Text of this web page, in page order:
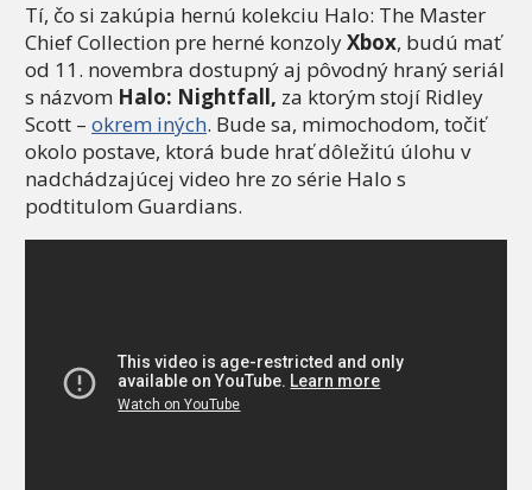
Tí, čo si zakúpia hernú kolekciu Halo: The Master
Chief Collection pre herné konzolyXbox, budú mať
od 11. novembra dostupný aj pôvodný hraný seriál
s názvom Halo: Nightfall, za ktorým stojí Ridley
Scott – okrem iných. Bude sa, mimochodom, točiť
okolo postave, ktorá bude hrať dôležitú úlohu v
nadchádzajúcej video hre zo série Halo s
podtitulom Guardians.